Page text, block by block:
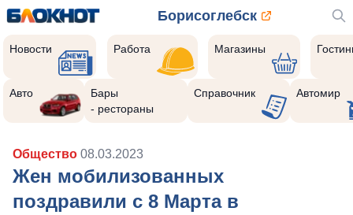
Борисоглебск
Новости Работа Магазины
Авто
Бары
- рестораны
Справочник Автомир
Общество 08.03.2023
Жен мобилизованных
поздравили с 8 Марта в